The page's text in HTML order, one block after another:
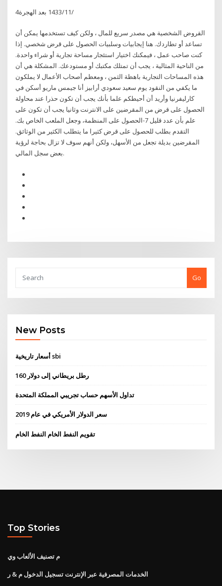
4‏‏/11‏‏/1433 بعد الهجرة
القروض الشخصية هي مصدر سريع للمال ، ولكن كيف تستخدمها يمكن أن
تساعد أو تطاردك. هنا إيجابيات وسلبيات الحصول على قرض شخصي. إذا
كنت صاحب عمل ، فيمكنك اختيار استئجار مساحة تجارية أو شراء واحدة.
من الناحية المثالية ، يجب أن تمتلك مكتبك أو مستودعك. المشكلة هي أن
هذه المساحات التجارية باهظة الثمن ، ومعظم أصحاب الأعمال لا يملكون
ما يكفي من النقود يوم سعيد سعودي أرابيز أنا جيمس ماريو أسكن في
كارليفرنيا وأريد أن أحيطكم علما بأنك يجب أن تكون حذرا عند محاولة
الحصول على قرض من المقرضين على الانترنت وثانيا يجب أن تكون على
علم بأن عدد قليل 7-الحصول على المنظمة، وجعل الملعب الخاص بك.
التقدم بطلب للحصول على قرض كثيرا ما يتطلب الكثير من الوثائق.
المقرضين بديلة تجعل من الأسهل، ولكن أنهم سوف لا تزال بحاجة لرؤية
بعض سجل المالي.
Go
New Posts
أسعار تاريخية sbi
160 رطل بريطاني إلى دولار
تداول الأسهم حساب تجريبي المملكة المتحدة
سعر الدولار الأمريكي في عام 2019
تقويم النفط الخام النفط الخام
Top Stories
م تصنيف الألعاب وي
الخدمات المصرفية عبر الإنترنت تسجيل الدخول م & ر